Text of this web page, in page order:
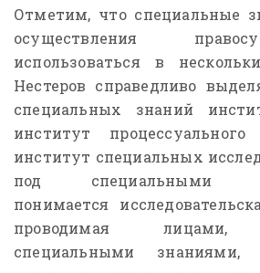
Отметим, что специальные
осуществления
использоваться в
Нестеров справедливо
специальных знаний
институт
институт специальных
под специальными
понимается
проводимая лицами,
специальными знаниями,